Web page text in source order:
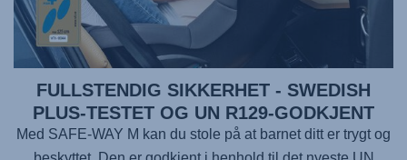
FULLSTENDIG SIKKERHET - SWEDISH
PLUS-TESTET OG UN R129-GODKJENT
Med SAFE-WAY M kan du stole på at barnet ditt er trygt og